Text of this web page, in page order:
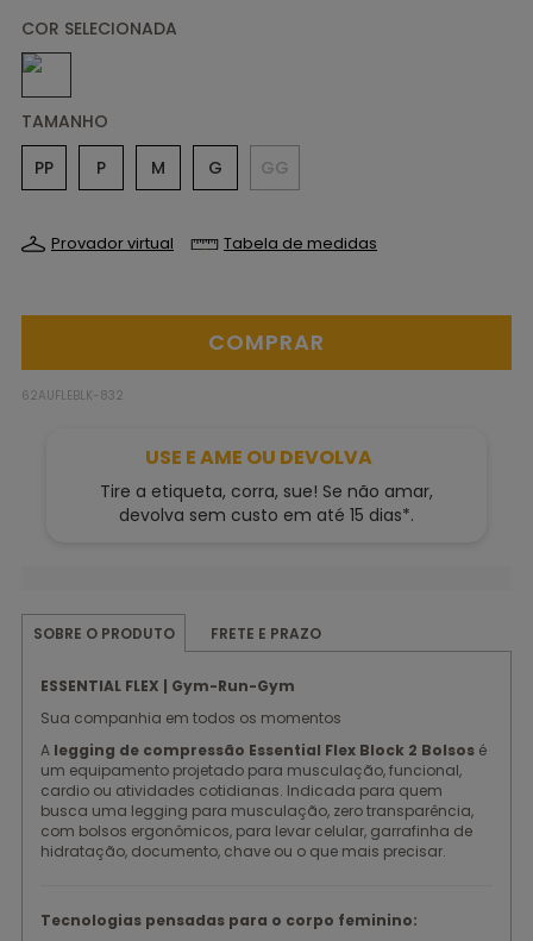
TAMANHO
PP
P M G GG
Provador virtual Tabela de medidas
62AUFLEBLK-832
USE E AME OU DEVOLVA
Tire a etiqueta, corra, sue! Se não amar,
devolva sem custo em até 15 dias*.
SOBRE O PRODUTO FRETE E PRAZO
ESSENTIAL FLEX | Gym-Run-Gym
Sua companhia em todos os momentos
A legging de compressão Essential Flex Block 2 Bolsos é
um equipamento projetado para musculação, funcional,
cardio ou atividades cotidianas. Indicada para quem
busca uma legging para musculação, zero transparência,
com bolsos ergonômicos, para levar celular, garrafinha de
hidratação, documento, chave ou o que mais precisar.
Tecnologias pensadas para o corpo feminino: